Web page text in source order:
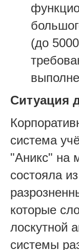
(до
Ситуация
система
"Аникс" на
состояла
которые
лоскутной
системы